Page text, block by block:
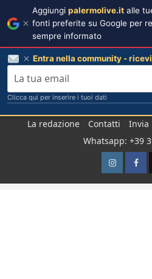
La redazione Contatti
Invia
Whatsapp: +39
Aggiungi palermolive.it alle
fonti preferite su Google per
sempre informato
Entra nella community -
Clicca qui per inserire i tuoi dati